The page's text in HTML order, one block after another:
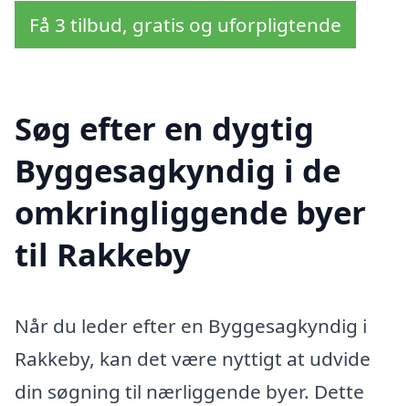
Få 3 tilbud, gratis og uforpligtende
Søg efter en dygtig
Byggesagkyndig i de
omkringliggende byer
til Rakkeby
Når du leder efter en Byggesagkyndig i
Rakkeby, kan det være nyttigt at udvide
din søgning til nærliggende byer. Dette